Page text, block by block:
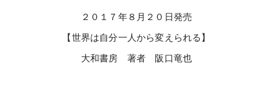
２０１７年８月２０日発売
【世界は自分一人から変えられる】
大和書房 著者 阪口竜也